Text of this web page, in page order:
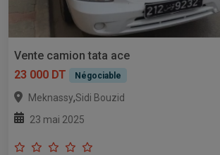
Vente camion tata ace
23 000 DT
Négociable
Meknassy,Sidi Bouzid
23 mai 2025